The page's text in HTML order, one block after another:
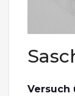
Versuch